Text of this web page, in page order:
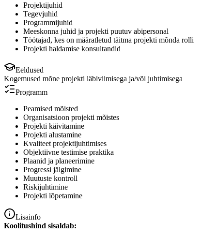
Projektijuhid
Tegevjuhid
Programmijuhid
Meeskonna juhid ja projekti puutuv abipersonal
Töötajad, kes on määratletud täitma projekti mõnda rolli
Projekti haldamise konsultandid
Eeldused
Kogemused mõne projekti läbiviimisega ja/või juhtimisega
Programm
Peamised mõisted
Organisatsioon projekti mõistes
Projekti käivitamine
Projekti alustamine
Kvaliteet projektijuhtimises
Objektiivne testimise praktika
Plaanid ja planeerimine
Progressi jälgimine
Muutuste kontroll
Riskijuhtimine
Projekti lõpetamine
Lisainfo
Koolitushind sisaldab: